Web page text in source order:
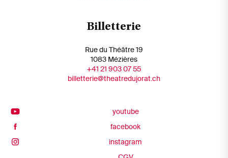
Billetterie
Rue du Théâtre 19
1083 Mézières
+41 21 903 07 55
billetterie@theatredujorat.ch
youtube
facebook
instagram